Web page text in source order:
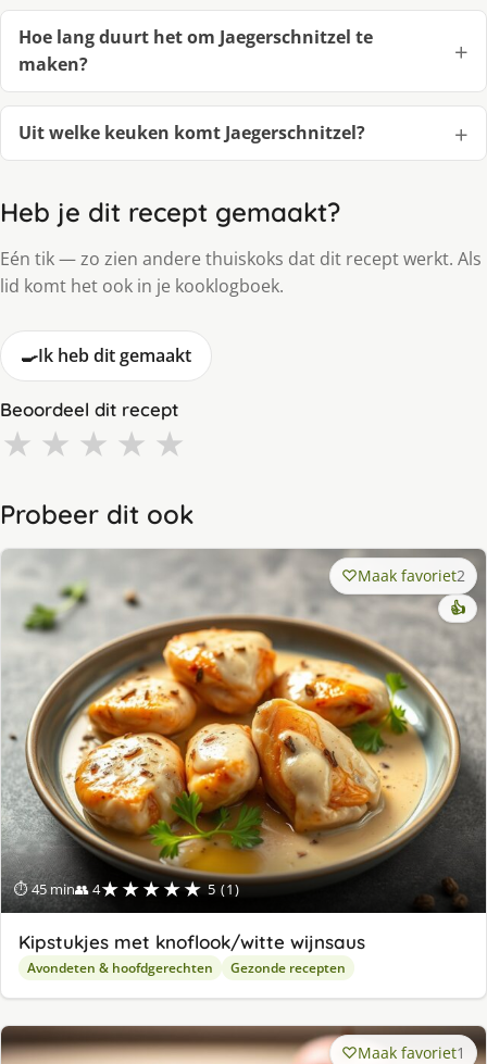
Hoe lang duurt het om Jaegerschnitzel te
maken?
Uit welke keuken komt Jaegerschnitzel?
Heb je dit recept gemaakt?
Eén tik — zo zien andere thuiskoks dat dit recept werkt. Als
lid komt het ook in je kooklogboek.
🍳Ik heb dit gemaakt
Beoordeel dit recept
★ ★ ★ ★ ★
Probeer dit ook
⏱ 45 min👥 4★★★★★ 5 (1)
Maak favoriet2
👍
Kipstukjes met knoflook/witte wijnsaus
Avondeten & hoofdgerechten Gezonde recepten
Maak favoriet1